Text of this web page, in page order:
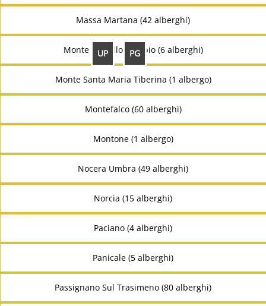
UP PG
Massa Martana (42 alberghi)
Monte Castello Di Vibio (6 alberghi)
Monte Santa Maria Tiberina (1 albergo)
Montefalco (60 alberghi)
Montone (1 albergo)
Nocera Umbra (49 alberghi)
Norcia (15 alberghi)
Paciano (4 alberghi)
Panicale (5 alberghi)
Passignano Sul Trasimeno (80 alberghi)